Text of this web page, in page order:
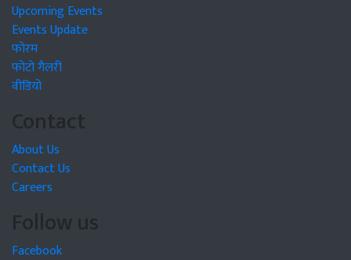
Upcoming Events
Events Update
फोरम
फोटो गैलरी
वीडियो
Contact
About Us
Contact Us
Careers
Follow us
Facebook